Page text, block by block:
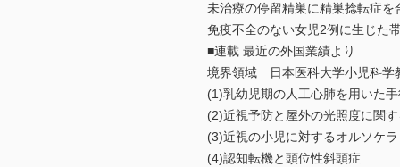
未治療の停留精巣に精巣捻転症
免疫不全のない女児2例に生じた
■連載 最近の外国業績より
境界領域 日本医科大学小児科学
(1)乳幼児期の人工心肺を用いた
(2)近視予防と屋外の光照度に関
(3)近視の小児に対するオルソケ
(4)認知転機と頭位性斜頭症